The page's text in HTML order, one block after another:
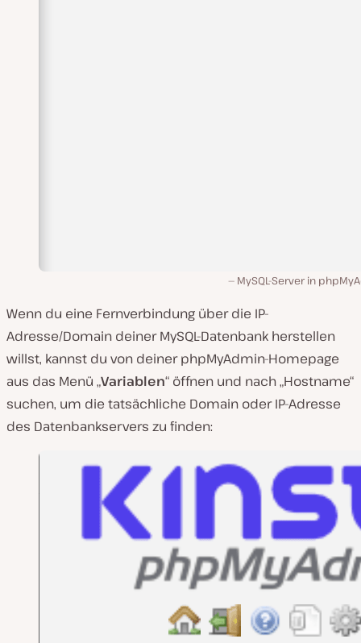
MySQL-Server in
Wenn du eine Fernverbindung über die IP-
Adresse/Domain deiner MySQL-Datenbank herstellen
willst, kannst du von deiner phpMyAdmin-Homepage
aus das Menü „Variablen“ öffnen und nach „Hostname“
suchen, um die tatsächliche Domain oder IP-Adresse
des Datenbankservers zu finden: